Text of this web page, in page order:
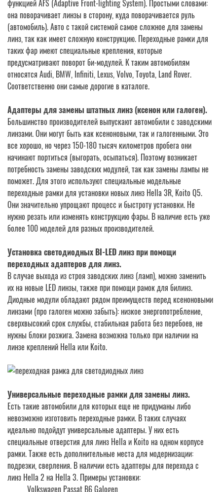
функцией AFS (Adaptive Front-lighting System). Простыми словами:
она поворачивает линзы в сторону, куда поворачивается руль
(автомобиль). Авто с такой системой самое сложное для замены
линз, так как имеет сложную конструкцию. Переходные рамки для
таких фар имеют специальные крепления, которые
предусматривают поворот би-модулей. К таким автомобилям
относятся Audi, BMW, Infiniti, Lexus, Volvo, Toyota, Land Rover.
Соответственно они самые дорогие в каталоге.
Адаптеры для замены штатных линз (ксенон или галоген).
Большинство производителей выпускают автомобили с заводскими
линзами. Они могут быть как ксеноновыми, так и галогенными. Это
все хорошо, но через 150-180 тысяч километров пробега они
начинают портиться (выгорать, осыпаться). Поэтому возникает
потребность замены заводских модулей, так как замены лампы не
поможет. Для этого используют специальные модельные
переходные рамки для установки новых линз Hella 3R, Koito Q5.
Они значительно упрощают процесс и быстроту установки. Не
нужно резать или изменять конструкцию фары. В наличие есть уже
более 100 моделей для разных производителей.
Установка светодиодных BI-LED линз при помощи
переходных адаптеров для линз.
В случае выхода из строя заводских линз (ламп), можно заменить
их на новые LED линзы, также при помощи рамок для билинз.
Диодные модули обладают рядом преимуществ перед ксеноновыми
линзами (про галоген можно забыть): низкое энергопотребление,
сверхвысокий срок службы, стабильная работа без перебоев, не
нужны блоки розжига. Замена возможна только при наличии на
линзе креплений Hella или Koito.
Универсальные переходные рамки для замены линз.
Есть такие автомобили для которых еще не придуманы либо
невозможно изготовить переходные рамки. В таких случаях
идеально подойдут универсальные адаптеры. У них есть
специальные отверстия для линз Hella и Koito на одном корпусе
рамки. Также есть дополнительные места для модернизации:
подрезки, сверления. В наличии есть адаптеры для перехода с
линз Hella 2 на Hella 3. Примеры установки:
Volkswagen Passat B6 Galogen